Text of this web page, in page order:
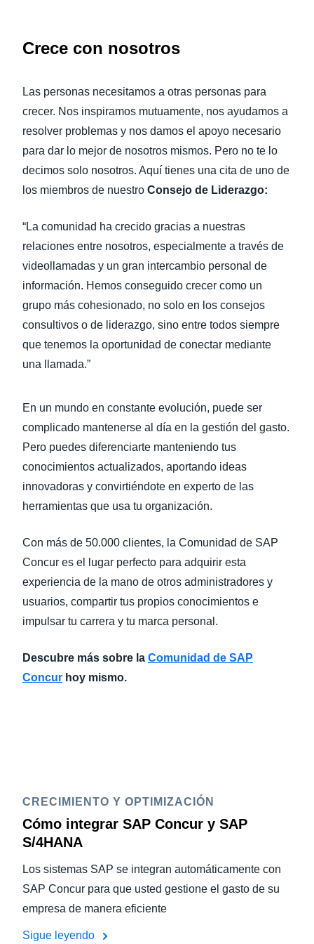
Crece con nosotros
Las personas necesitamos a otras personas para
crecer. Nos inspiramos mutuamente, nos ayudamos a
resolver problemas y nos damos el apoyo necesario
para dar lo mejor de nosotros mismos. Pero no te lo
decimos solo nosotros. Aquí tienes una cita de uno de
los miembros de nuestro Consejo de Liderazgo:
“La comunidad ha crecido gracias a nuestras
relaciones entre nosotros, especialmente a través de
videollamadas y un gran intercambio personal de
información. Hemos conseguido crecer como un
grupo más cohesionado, no solo en los consejos
consultivos o de liderazgo, sino entre todos siempre
que tenemos la oportunidad de conectar mediante
una llamada.”
En un mundo en constante evolución, puede ser
complicado mantenerse al día en la gestión del gasto.
Pero puedes diferenciarte manteniendo tus
conocimientos actualizados, aportando ideas
innovadoras y convirtiéndote en experto de las
herramientas que usa tu organización.
Con más de 50.000 clientes, la Comunidad de SAP
Concur es el lugar perfecto para adquirir esta
experiencia de la mano de otros administradores y
usuarios, compartir tus propios conocimientos e
impulsar tu carrera y tu marca personal.
Descubre más sobre la Comunidad de SAP
Concur hoy mismo.
CRECIMIENTO Y OPTIMIZACIÓN
Cómo integrar SAP Concur y SAP
S/4HANA
Los sistemas SAP se integran automáticamente con
SAP Concur para que usted gestione el gasto de su
empresa de manera eficiente
Sigue leyendo